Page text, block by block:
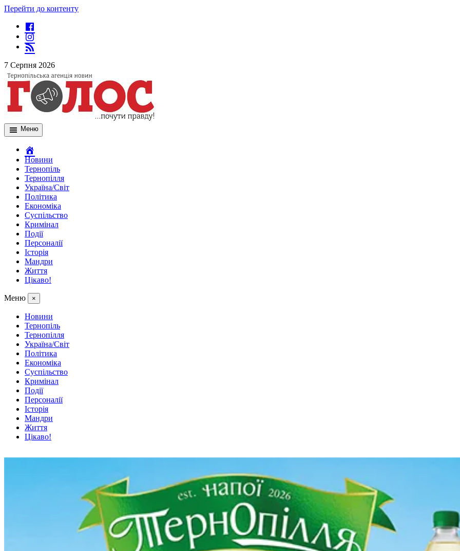
Перейти до контенту
7 Серпня 2026
Меню
Новини
Тернопіль
Тернопілля
Україна/Світ
Політика
Економіка
Суспільство
Кримінал
Події
Персоналії
Історія
Мандри
Життя
Цікаво!
Меню ×
Новини
Тернопіль
Тернопілля
Україна/Світ
Політика
Економіка
Суспільство
Кримінал
Події
Персоналії
Історія
Мандри
Життя
Цікаво!